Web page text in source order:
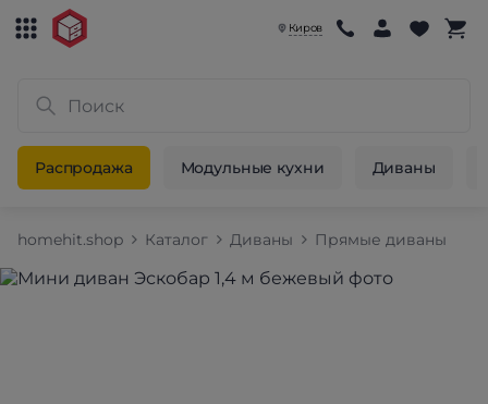
Киров
Распродажа Модульные кухни Диваны
homehit.shop Каталог Диваны Прямые диваны